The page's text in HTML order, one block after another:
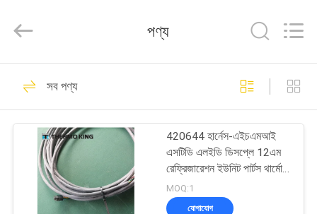
পণ্য
আমাদের
সম্বন্ধে
INDUSTRY
Rights
থার্মো কিং রেফ্রিজারেশন
ইউনিট
113
পণ্য
সব পণ্য
420644 হার্নেস-এইচএমআই
এসটিডি এলইডি ডিসপ্লে 12এম
রেফ্রিজারেশন ইউনিট পার্টস থার্মো
কিং
MOQ:1
যোগাযোগ